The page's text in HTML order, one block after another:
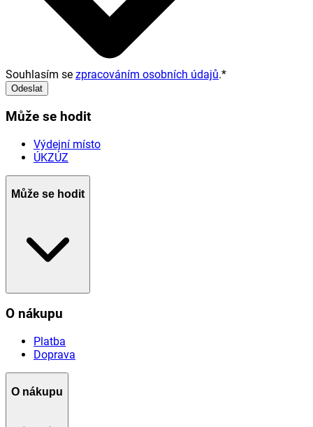
Souhlasím se zpracováním osobních údajů.*
Odeslat
Může se hodit
Výdejní místo
ÚKZÚZ
Může se hodit
O nákupu
Platba
Doprava
O nákupu